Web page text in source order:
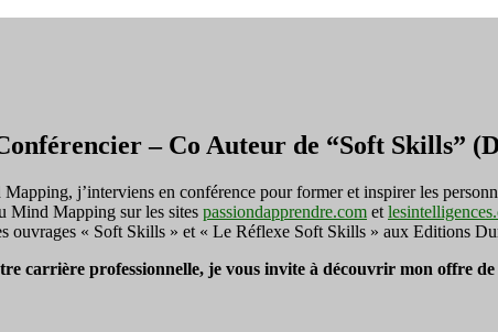
– Co Auteur de “Soft Skills”
j’interviens en conférence pour former et inspirer les
Mind Mapping sur les sites passiondapprendre.com et
ouvrages « Soft Skills » et « Le Réflexe Soft Skills » aux Editions
carrière professionnelle, je vous invite à découvrir mon offre de